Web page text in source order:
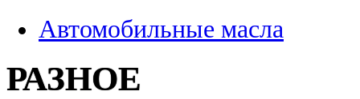
Автомобильные масла
РАЗНОЕ